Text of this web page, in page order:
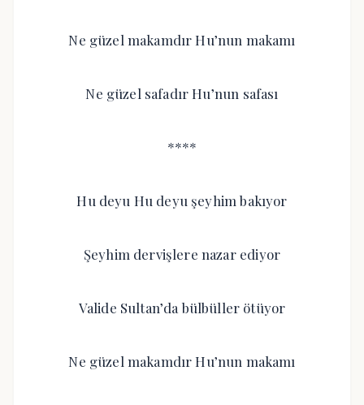
Ne güzel makamdır Hu’nun makamı
Ne güzel safadır Hu’nun safası
****
Hu deyu Hu deyu şeyhim bakıyor
Şeyhim dervişlere nazar ediyor
Valide Sultan’da bülbüller ötüyor
Ne güzel makamdır Hu’nun makamı